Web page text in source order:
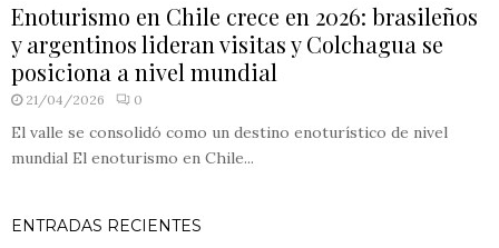
Enoturismo en Chile crece en 2026: brasileños
y argentinos lideran visitas y Colchagua se
posiciona a nivel mundial
21/04/2026 0
El valle se consolidó como un destino enoturístico de nivel
mundial El enoturismo en Chile...
ENTRADAS RECIENTES